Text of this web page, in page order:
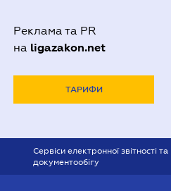
Реклама та PR
на ligazakon.net
ТАРИФИ
Сервіси електронної звітності та
документообігу